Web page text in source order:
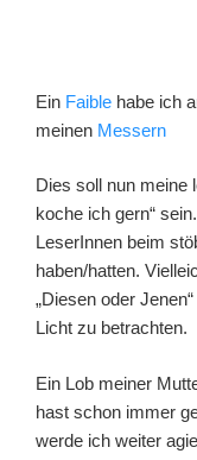
Ein Faible habe ich
meinen Messern
Dies soll nun meine
koche ich gern“
LeserInnen beim
haben/hatten.
„Diesen oder
Licht zu betrachten.
Ein Lob meiner
hast schon immer
werde ich weiter